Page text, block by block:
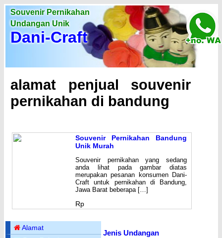
Souvenir Pernikahan
Undangan Unik
Dani-Craft
alamat penjual souvenir
pernikahan di bandung
Souvenir Pernikahan Bandung
Unik Murah
Souvenir pernikahan yang sedang
anda lihat pada gambar diatas
merupakan pesanan konsumen Dani-
Craft untuk pernikahan di Bandung,
Jawa Barat beberapa […]
Rp
Alamat
Jenis Undangan